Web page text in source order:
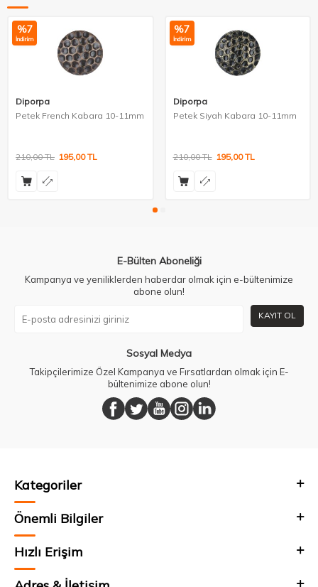
%7
İndirim
Diporpa
Petek French Kabara 10-11mm
210,00TL 195,00TL
%7
İndirim
Diporpa
Petek Siyah Kabara 10-11mm
210,00TL 195,00TL
E-Bülten Aboneliği
Kampanya ve yeniliklerden haberdar olmak için e-bültenimize
abone olun!
KAYIT OL
Sosyal Medya
Takipçilerimize Özel Kampanya ve Fırsatlardan olmak için E-
bültenimize abone olun!
Kategoriler
Önemli Bilgiler
Hızlı Erişim